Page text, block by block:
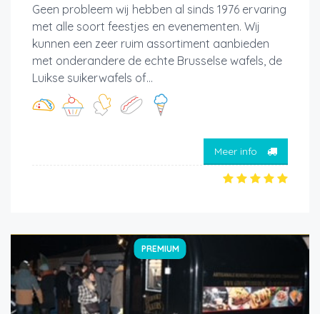
Geen probleem wij hebben al sinds 1976 ervaring
met alle soort feestjes en evenementen. Wij
kunnen een zeer ruim assortiment aanbieden
met onderandere de echte Brusselse wafels, de
Luikse suikerwafels of...
Meer info
PREMIUM